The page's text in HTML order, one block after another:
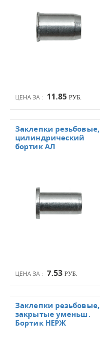
ЦЕНА ЗА : 11.85 РУБ.
ЦЕНА ЗА : 7.53 РУБ.
Заклепки резьбовые,
цилиндрический
бортик АЛ
Заклепки резьбовые,
закрытые уменьш.
Бортик НЕРЖ